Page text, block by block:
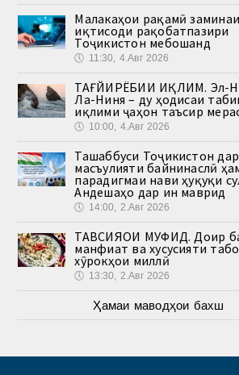
Малакаҳои рақамӣ
иқтисоди рақобатпазири
Тоҷикистон мебошанд
🕔 11:30, 4.Авг 2026
ТАҒЙИРЁБИИ ИҚЛИМ. Эл-
Ла-Ниня – ду ҳодисаи
иқлими ҷаҳон таъсир
🕔 10:00, 4.Авг 2026
Ташаббуси Тоҷикистон
масъулияти байнинаслӣ
парадигмаи нави ҳуқуқи
Андешаҳо дар ин маврид
🕔 14:00, 2.Авг 2026
ТАВСИЯҲОИ МУФИД. Доир
манфиат ва хусусияти
хӯрокҳои миллӣ
🕔 13:30, 2.Авг 2026
Ҳамаи маводҳои бахш